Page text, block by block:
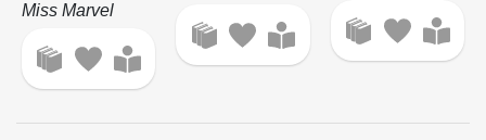
Miss Marvel